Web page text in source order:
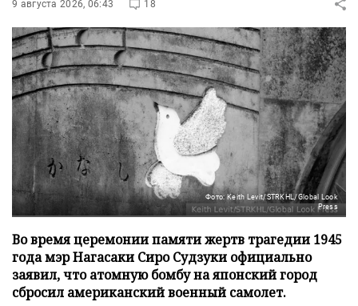
9 августа 2026, 06:43 18
Фото: Keith Levit/STRKHL/Global Look
Press
Во время церемонии памяти жертв трагедии 1945
года мэр Нагасаки Сиро Судзуки официально
заявил, что атомную бомбу на японский город
сбросил американский военный самолет.